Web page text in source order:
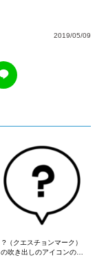
2019/05/09
?（クエスチョンマーク）
の吹き出しのアイコンのイ